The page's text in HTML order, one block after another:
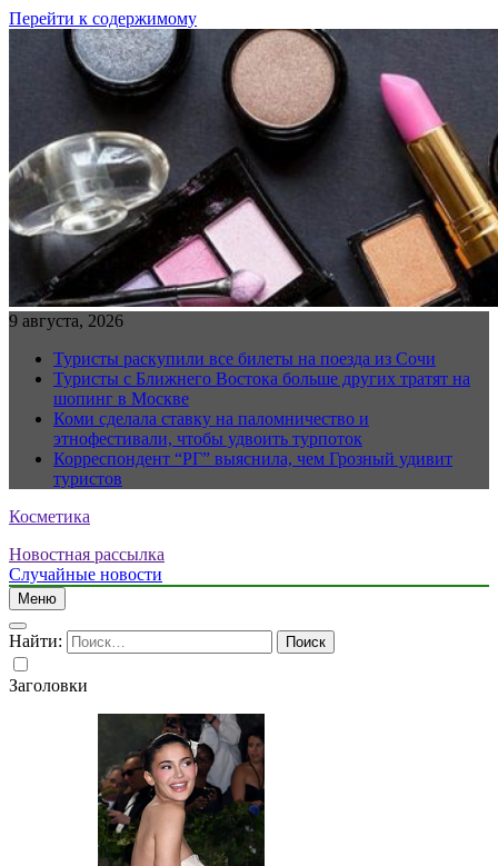
Перейти к содержимому
9 августа, 2026
Туристы раскупили все билеты на поезда из Сочи
Туристы с Ближнего Востока больше других тратят на
шопинг в Москве
Коми сделала ставку на паломничество и
этнофестивали, чтобы удвоить турпоток
Корреспондент “РГ” выяснила, чем Грозный удивит
туристов
Косметика
Новостная рассылка
Случайные новости
Меню
Найти:
Заголовки